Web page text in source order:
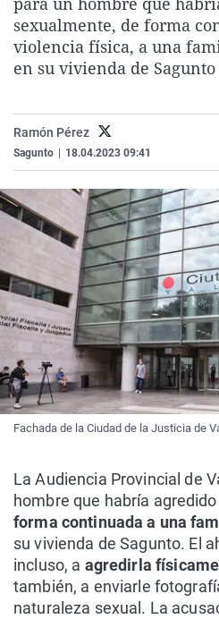
sexualmente, de forma
violencia física, a una
en su vivienda de Sagunto
Ramón Pérez
Sagunto 18.04.2023 09:41
Fachada de la Ciudad de la Justicia de
La Audiencia Provincial de
hombre que habría
forma continuada a una
su vivienda de Sagunto. El
incluso, a agredirla
también, a enviarle
naturaleza sexual. La